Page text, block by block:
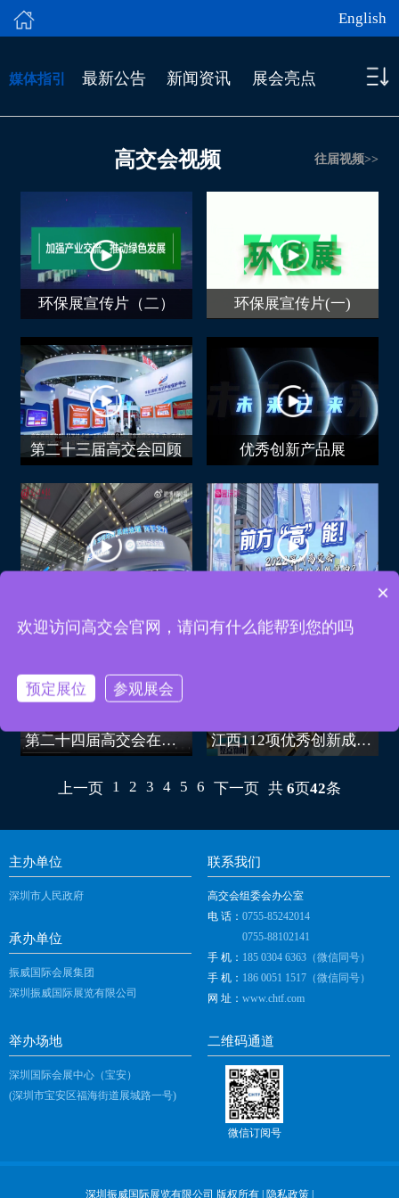
English
媒体指引 最新公告 新闻资讯 展会亮点
高交会视频 往届视频>>
环保展宣传片（二） 环保展宣传片(一)
第二十三届高交会回顾 优秀创新产品展
第二十四届高交会在深圳开幕 江西112项优秀创新成果亮相高交会
上一页 1 2 3 4 5 6 下一页 共 6 页42条
主办单位
深圳市人民政府
承办单位
振威国际会展集团
深圳振威国际展览有限公司
联系我们
高交会组委会办公室
电 话： 0755-85242014
0755-88102141
手 机： 185 0304 6363（微信同号）
手 机： 186 0051 1517（微信同号）
网 址： www.chtf.com
举办场地
深圳国际会展中心（宝安）
(深圳市宝安区福海街道展城路一号)
二维码通道
微信订阅号
深圳振威国际展览有限公司 版权所有 | 隐私政策
可以介绍下高交会吗？
×
欢迎访问高交会官网，请问有什么能帮到您的吗
预定展位 参观展会